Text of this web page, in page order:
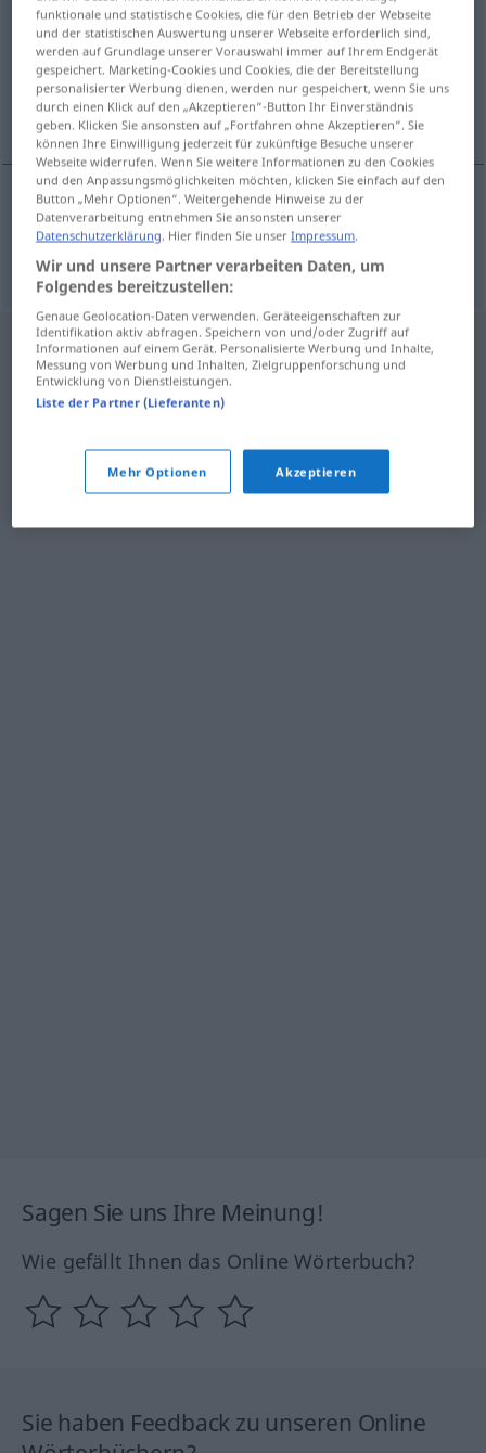
Übersicht aller Übersetzungen
(Für mehr Details die Übersetzung anklicken/antippen)
Druck-, Druckerei-
Druck-,Druckerei- tiskarski
Sagen Sie uns Ihre Meinung!
Wie gefällt Ihnen das Online Wörterbuch?
Sie haben Feedback zu unseren Online
funktionale und statistische Cookies, die für den Betrieb der Webseite
und der statistischen Auswertung unserer Webseite erforderlich sind,
werden auf Grundlage unserer Vorauswahl immer auf Ihrem Endgerät
gespeichert. Marketing-Cookies und Cookies, die der Bereitstellung
personalisierter Werbung dienen, werden nur gespeichert, wenn Sie uns
durch einen Klick auf den „Akzeptieren“-Button Ihr Einverständnis
geben. Klicken Sie ansonsten auf „Fortfahren ohne Akzeptieren“. Sie
können Ihre Einwilligung jederzeit für zukünftige Besuche unserer
Webseite widerrufen. Wenn Sie weitere Informationen zu den Cookies
und den Anpassungsmöglichkeiten möchten, klicken Sie einfach auf den
Button „Mehr Optionen“. Weitergehende Hinweise zu der
Datenverarbeitung entnehmen Sie ansonsten unserer
Datenschutzerklärung . Hier finden Sie unserImpressum
Wir und unsere Partner verarbeiten Daten, um
Folgendes bereitzustellen:
Genaue Geolocation-Daten verwenden. Geräteeigenschaften zur
Identifikation aktiv abfragen. Speichern von und/oder Zugriff auf
Informationen auf einem Gerät. Personalisierte Werbung und Inhalte,
Messung von Werbung und Inhalten, Zielgruppenforschung und
Entwicklung von Dienstleistungen.
Liste der Partner (Lieferanten)
Mehr Optionen Akzeptieren